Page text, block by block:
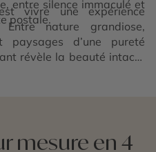
entre silence immaculé et
postale.
vivre une expérience
Entre nature grandiose,
d’une pureté
révèle la beauté intacte
Une destination mythique,
mesure en 4